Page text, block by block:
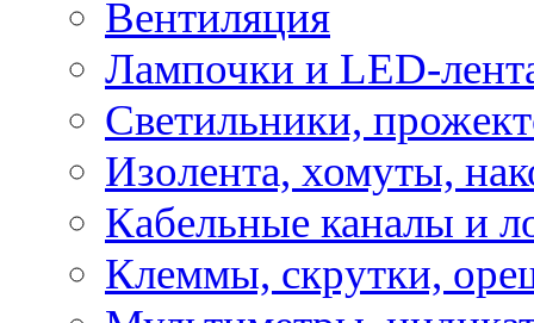
Вентиляция
Лампочки и LED-
Светильники,
Изолента, хомуты,
Кабельные каналы и
Клеммы, скрутки,